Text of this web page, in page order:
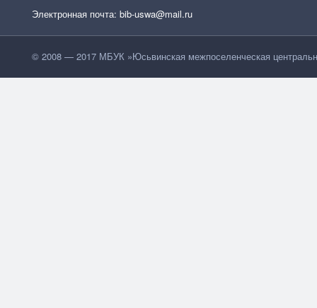
Электронная почта: bib-uswa@mail.ru
© 2008 — 2017 МБУК »Юсьвинская межпоселенческая